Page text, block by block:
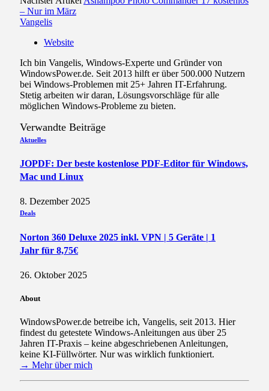
– Nur im März
Vangelis
Website
Ich bin Vangelis, Windows-Experte und Gründer von
WindowsPower.de. Seit 2013 hilft er über 500.000 Nutzern
bei Windows-Problemen mit 25+ Jahren IT-Erfahrung.
Stetig arbeiten wir daran, Lösungsvorschläge für alle
möglichen Windows-Probleme zu bieten.
Verwandte Beiträge
Aktuelles
JOPDF: Der beste kostenlose PDF-Editor für Windows,
Mac und Linux
8. Dezember 2025
Deals
Norton 360 Deluxe 2025 inkl. VPN | 5 Geräte | 1
Jahr für 8,75€
26. Oktober 2025
About
WindowsPower.de betreibe ich, Vangelis, seit 2013. Hier
findest du getestete Windows-Anleitungen aus über 25
Jahren IT-Praxis – keine abgeschriebenen Anleitungen,
keine KI-Füllwörter. Nur was wirklich funktioniert.
→ Mehr über mich